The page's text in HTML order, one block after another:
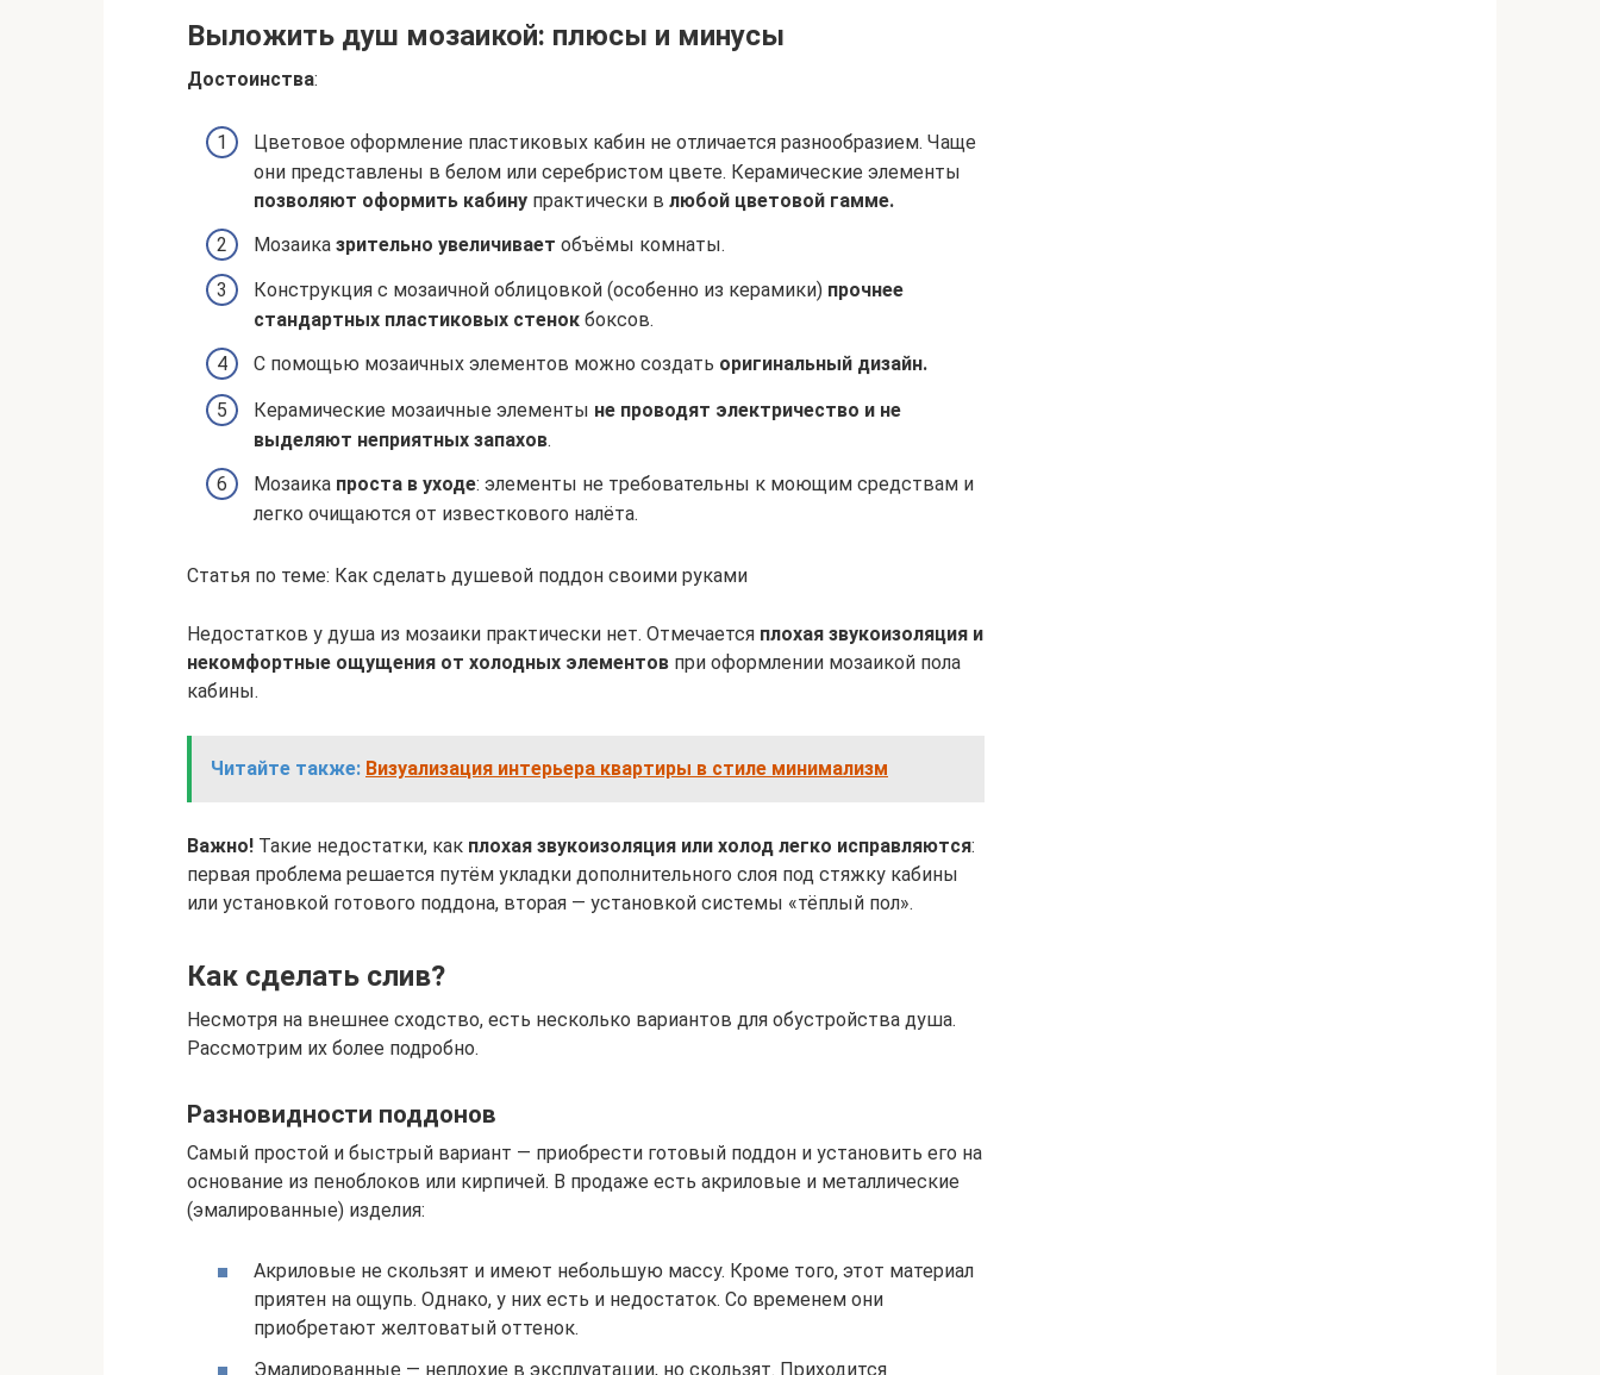
Выложить душ мозаикой: плюсы и минусы
Достоинства:
Цветовое оформление пластиковых кабин не отличается разнообразием. Чаще
они представлены в белом или серебристом цвете. Керамические элементы
позволяют оформить кабину практически в любой цветовой гамме.
Мозаика зрительно увеличивает объёмы комнаты.
Конструкция с мозаичной облицовкой (особенно из керамики) прочнее
стандартных пластиковых стенок боксов.
С помощью мозаичных элементов можно создать оригинальный дизайн.
Керамические мозаичные элементы не проводят электричество и не
выделяют неприятных запахов.
Мозаика проста в уходе: элементы не требовательны к моющим средствам и
легко очищаются от известкового налёта.
Статья по теме: Как сделать душевой поддон своими руками
Недостатков у душа из мозаики практически нет. Отмечается плохая звукоизоляция и
некомфортные ощущения от холодных элементов при оформлении мозаикой пола
кабины.
Читайте также: Визуализация интерьера квартиры в стиле минимализм
Важно! Такие недостатки, как плохая звукоизоляция или холод легко исправляются:
первая проблема решается путём укладки дополнительного слоя под стяжку кабины
или установкой готового поддона, вторая — установкой системы «тёплый пол».
Как сделать слив?
Несмотря на внешнее сходство, есть несколько вариантов для обустройства душа.
Рассмотрим их более подробно.
Разновидности поддонов
Самый простой и быстрый вариант — приобрести готовый поддон и установить его на
основание из пеноблоков или кирпичей. В продаже есть акриловые и металлические
(эмалированные) изделия:
Акриловые не скользят и имеют небольшую массу. Кроме того, этот материал
приятен на ощупь. Однако, у них есть и недостаток. Со временем они
приобретают желтоватый оттенок.
Эмалированные — неплохие в эксплуатации, но скользят. Приходится